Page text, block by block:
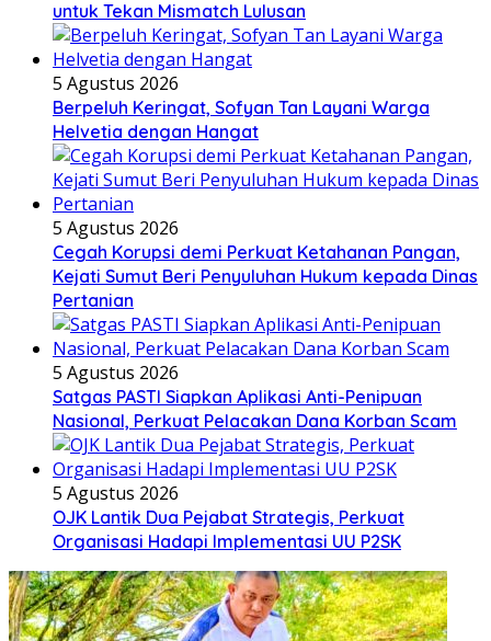
untuk Tekan Mismatch Lulusan
5 Agustus 2026
Berpeluh Keringat, Sofyan Tan Layani Warga
Helvetia dengan Hangat
5 Agustus 2026
Cegah Korupsi demi Perkuat Ketahanan Pangan,
Kejati Sumut Beri Penyuluhan Hukum kepada Dinas
Pertanian
5 Agustus 2026
Satgas PASTI Siapkan Aplikasi Anti-Penipuan
Nasional, Perkuat Pelacakan Dana Korban Scam
5 Agustus 2026
OJK Lantik Dua Pejabat Strategis, Perkuat
Organisasi Hadapi Implementasi UU P2SK